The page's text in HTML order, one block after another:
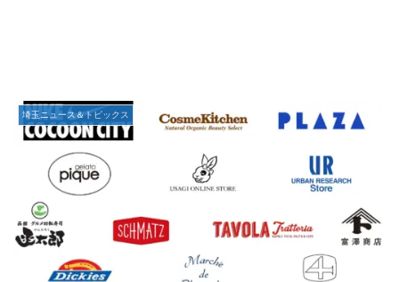
埼玉ニュース＆トピックス